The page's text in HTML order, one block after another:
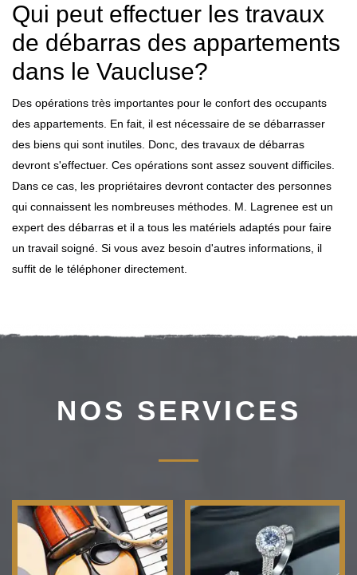
Qui peut effectuer les travaux
de débarras des appartements
dans le Vaucluse?
Des opérations très importantes pour le confort des occupants
des appartements. En fait, il est nécessaire de se débarrasser
des biens qui sont inutiles. Donc, des travaux de débarras
devront s'effectuer. Ces opérations sont assez souvent difficiles.
Dans ce cas, les propriétaires devront contacter des personnes
qui connaissent les nombreuses méthodes. M. Lagrenee est un
expert des débarras et il a tous les matériels adaptés pour faire
un travail soigné. Si vous avez besoin d'autres informations, il
suffit de le téléphoner directement.
NOS SERVICES